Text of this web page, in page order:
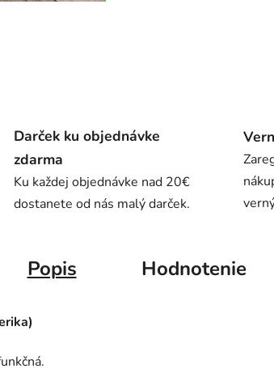
Darček ku objednávke
zdarma
Ku každej objednávke nad 20€
dostanete od nás malý darček.
Popis Hodnotenie